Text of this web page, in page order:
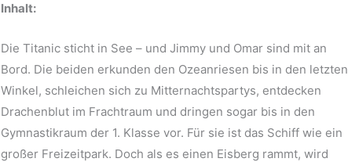
Inhalt:
Die Titanic sticht in See – und Jimmy und Omar sind mit an
Bord. Die beiden erkunden den Ozeanriesen bis in den letzten
Winkel, schleichen sich zu Mitternachtspartys, entdecken
Drachenblut im Frachtraum und dringen sogar bis in den
Gymnastikraum der 1. Klasse vor. Für sie ist das Schiff wie ein
großer Freizeitpark. Doch als es einen Eisberg rammt, wird